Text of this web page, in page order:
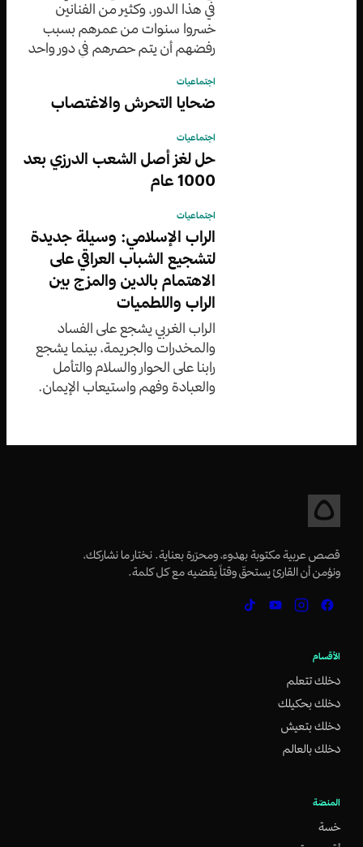
في هذا الدور، وكثير من الفنانين
خسروا سنوات من عمرهم بسبب
رفضهم أن يتم حصرهم في دور واحد
فطال بقاؤها وباتت ”مطلوبة“
اجتماعيات
ضحايا التحرش والاغتصاب
اجتماعيات
حل لغز أصل الشعب الدرزي بعد
1000 عام
اجتماعيات
الراب الإسلامي: وسيلة جديدة
لتشجيع الشباب العراقي على
الاهتمام بالدين والمزج بين
الراب واللطميات
الراب الغربي يشجع على الفساد
والمخدرات والجريمة، بينما يشجع
رابنا على الحوار والسلام والتأمل
والعبادة وفهم واستيعاب الإيمان.
قصص عربية مكتوبة بهدوء، ومحرّرة بعناية. نختار ما نشاركك،
ونؤمن أن القارئ يستحقّ وقتاً يقضيه مع كل كلمة.
الأقسام
دخلك تتعلم
دخلك بحكيلك
دخلك بتعيش
دخلك بالعالم
المنصّة
خسة